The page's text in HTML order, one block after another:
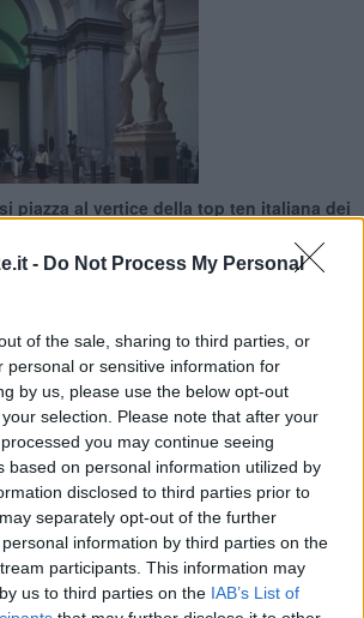
- Do Not Process My Personal
of the sale, sharing to third parties, or
personal or sensitive information for
by us, please use the below opt-out
selection. Please note that after your
you may continue seeing
based on personal information utilized by
disclosed to third parties prior to
separately opt-out of the further
information by third parties on the
participants. This information may
us to third parties on the IAB’s List of
piazza al vertice della top ten italiana dei
su dieci: tante ne conquista Firenze nella
Tripadvisor dei musei più amati. Prima
Galleria dell'Accademia, mentre al terzo
Uffizie al decimo il Bargello. Stessi numeri,
quinto, sesto e nono posto con il
cinema, il Museo egizio e il Museo
resto, i Musei Vaticani arrivano secondi e
Guggenheim a Venezia.
manca un posto anche nella classifica
posto che comunque resta un risultato